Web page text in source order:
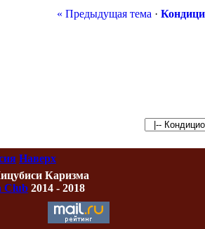
« Предыдущая тема ·
Наверх
Каризма
Club 2014 - 2018